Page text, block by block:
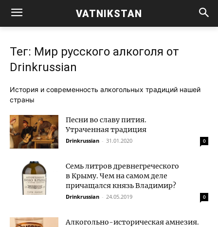
VATNIKSTAN
Тег: Мир русского алкоголя от
Drinkrussian
Исто­рия и совре­мен­ность алко­голь­ных тра­ди­ций нашей
страны
Песни во славу пития.
Утраченная традиция
Drinkrussian - 31.01.2020 0
Семь литров древнегреческого
в Крыму. Чем на самом деле
причащался князь Владимир?
Drinkrussian - 24.05.2019 0
Алкогольно-историческая амнезия.